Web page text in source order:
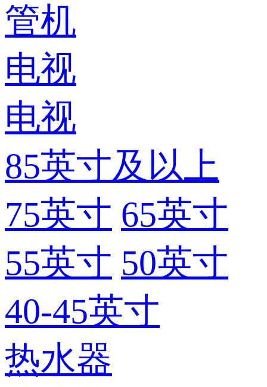
管机
电视
电视
85英寸及以上
75英寸 65英寸
55英寸 50英寸
40-45英寸
热水器